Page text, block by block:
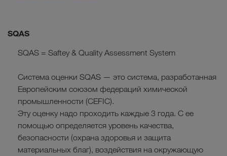
SQAS
SQAS = Saftey & Quality Assessment System
Система оценки SQAS — это система, разработанная
Европейским союзом федераций химической
промышленности (CEFIC).
Эту оценку надо проходить каждые 3 года. С ее
помощью определяется уровень качества,
безопасности (охрана здоровья и защита
материальных благ), воздействия на окружающую